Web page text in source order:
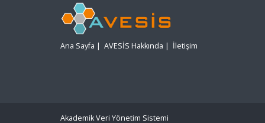
Ana Sayfa | AVESİS Hakkında | İletişim
Akademik Veri Yönetim Sistemi